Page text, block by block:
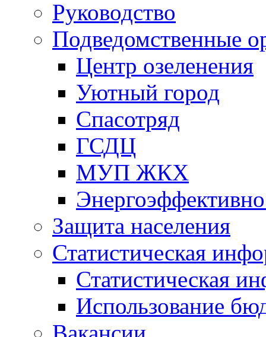
Руководство
Подведомственные
Центр озеленения
Уютный город
Спасотряд
ГСДЦ
МУП ЖКХ
Защита населения
Статистическая
Статистическая
Использование